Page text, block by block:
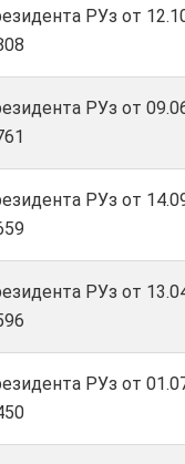
РУз от
РУз от
РУз от
РУз от
РУз от